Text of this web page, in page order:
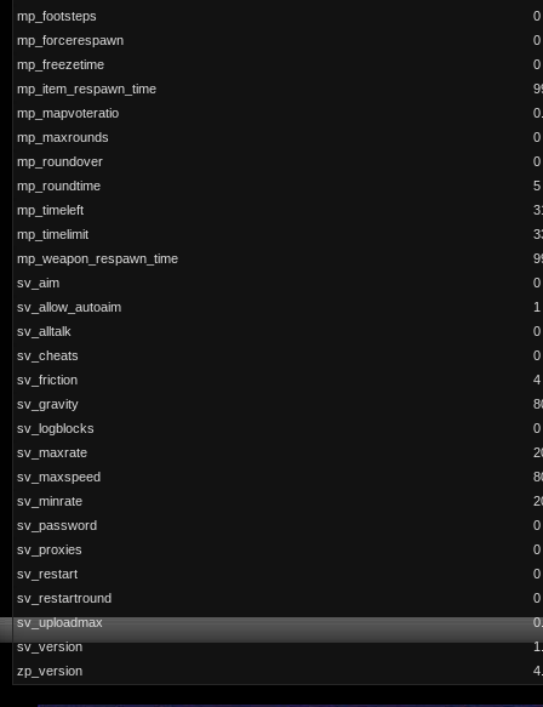
mp_footsteps
0
mp_forcerespawn
0
mp_freezetime
0
mp_item_respawn_time
mp_mapvoteratio
mp_maxrounds
0
mp_roundover
0
mp_roundtime
5
mp_timeleft
mp_timelimit
mp_weapon_respawn_time
sv_aim
0
sv_allow_autoaim
1
sv_alltalk
0
sv_cheats
0
sv_friction
4
sv_gravity
sv_logblocks
0
sv_maxrate
sv_maxspeed
sv_minrate
sv_password
0
sv_proxies
0
sv_restart
0
sv_restartround
0
sv_uploadmax
sv_version
zp_version